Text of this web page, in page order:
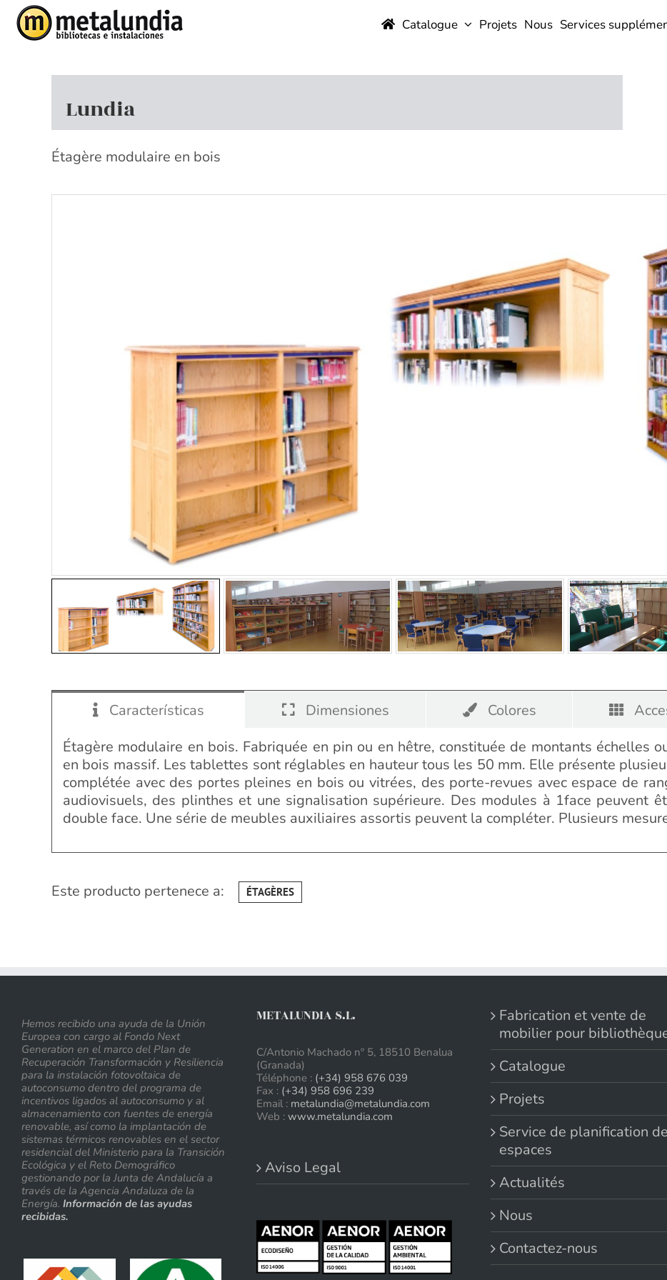
Skip
content
Catalogue Projets Nous Services
Lundia
Étagère modulaire en bois
Características Dimensiones Colores
Étagère modulaire en bois. Fabriquée en pin ou en hêtre, constituée de montants échelles
en bois massif. Les tablettes sont réglables en hauteur tous les 50 mm. Elle présente
complétée avec des portes pleines en bois ou vitrées, des porte-revues avec espace de
audiovisuels, des plinthes et une signalisation supérieure. Des modules à 1face peuvent
double face. Une série de meubles auxiliaires assortis peuvent la compléter. Plusieurs
Este producto pertenece a: ÉTAGÈRES
Hemos recibido una ayuda de la Unión
Europea con cargo al Fondo Next
Generation en el marco del Plan de
Recuperación Transformación y Resiliencia
para la instalación fotovoltaica de
autoconsumo dentro del programa de
incentivos ligados al autoconsumo y al
almacenamiento con fuentes de energía
renovable, así como la implantación de
sistemas térmicos renovables en el sector
residencial del Ministerio para la Transición
Ecológica y el Reto Demográfico
gestionando por la Junta de Andalucía a
través de la Agencia Andaluza de la
Energía. Información de las ayudas
recibidas.
METALUNDIA S.L.
C/Antonio Machado nº 5, 18510 Benalua
(Granada)
Téléphone : (+34) 958 676 039
Fax : (+34) 958 696 239
Email : metalundia@metalundia.com
Web : www.metalundia.com
Aviso Legal
Fabrication et vente de
mobilier pour
Catalogue
Projets
Service de planification
espaces
Actualités
Nous
Contactez-nous